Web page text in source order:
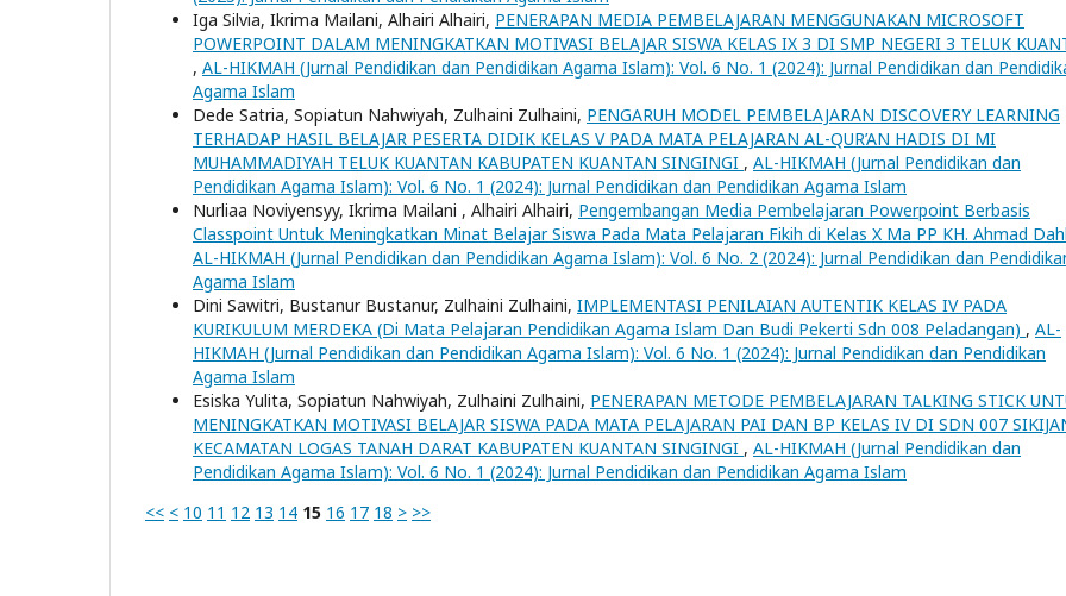
Iga Silvia, Ikrima Mailani, Alhairi Alhairi, PENERAPAN MEDIA PEMBELAJARAN MENGGUNAKAN MICROSOFT
POWERPOINT DALAM MENINGKATKAN MOTIVASI BELAJAR SISWA KELAS IX 3 DI SMP NEGERI 3 TELUK
, AL-HIKMAH (Jurnal Pendidikan dan Pendidikan Agama Islam): Vol. 6 No. 1 (2024): Jurnal Pendidikan dan
Agama Islam
Dede Satria, Sopiatun Nahwiyah, Zulhaini Zulhaini, PENGARUH MODEL PEMBELAJARAN DISCOVERY LEARNING
TERHADAP HASIL BELAJAR PESERTA DIDIK KELAS V PADA MATA PELAJARAN AL-QUR’AN HADIS DI MI
MUHAMMADIYAH TELUK KUANTAN KABUPATEN KUANTAN SINGINGI , AL-HIKMAH (Jurnal Pendidikan dan
Pendidikan Agama Islam): Vol. 6 No. 1 (2024): Jurnal Pendidikan dan Pendidikan Agama Islam
Nurliaa Noviyensyy, Ikrima Mailani , Alhairi Alhairi, Pengembangan Media Pembelajaran Powerpoint Berbasis
Classpoint Untuk Meningkatkan Minat Belajar Siswa Pada Mata Pelajaran Fikih di Kelas X Ma PP KH. Ahmad
AL-HIKMAH (Jurnal Pendidikan dan Pendidikan Agama Islam): Vol. 6 No. 2 (2024): Jurnal Pendidikan dan
Agama Islam
Dini Sawitri, Bustanur Bustanur, Zulhaini Zulhaini, IMPLEMENTASI PENILAIAN AUTENTIK KELAS IV PADA
KURIKULUM MERDEKA (Di Mata Pelajaran Pendidikan Agama Islam Dan Budi Pekerti Sdn 008 Peladangan) , AL-
HIKMAH (Jurnal Pendidikan dan Pendidikan Agama Islam): Vol. 6 No. 1 (2024): Jurnal Pendidikan dan Pendidikan
Agama Islam
Esiska Yulita, Sopiatun Nahwiyah, Zulhaini Zulhaini, PENERAPAN METODE PEMBELAJARAN TALKING STICK
MENINGKATKAN MOTIVASI BELAJAR SISWA PADA MATA PELAJARAN PAI DAN BP KELAS IV DI SDN 007
KECAMATAN LOGAS TANAH DARAT KABUPATEN KUANTAN SINGINGI , AL-HIKMAH (Jurnal Pendidikan dan
Pendidikan Agama Islam): Vol. 6 No. 1 (2024): Jurnal Pendidikan dan Pendidikan Agama Islam
<< < 10 11 12 13 14 15 16 17 18 > >>